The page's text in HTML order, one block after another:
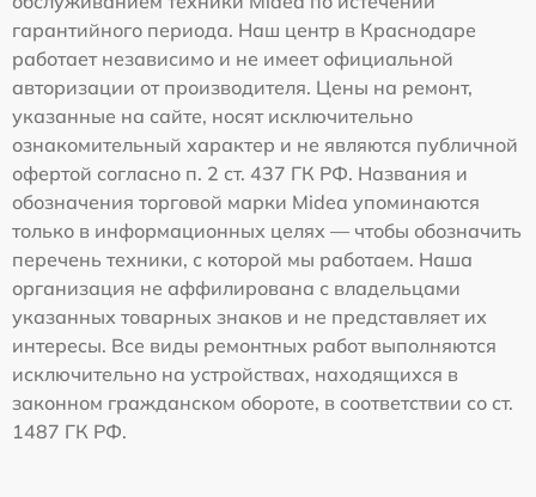
гарантийного периода. Наш центр в Краснодаре
работает независимо и не имеет официальной
авторизации от производителя. Цены на ремонт,
указанные на сайте, носят исключительно
ознакомительный характер и не являются публичной
офертой согласно п. 2 ст. 437 ГК РФ. Названия и
обозначения торговой марки Midea упоминаются
только в информационных целях — чтобы обозначить
перечень техники, с которой мы работаем. Наша
организация не аффилирована с владельцами
указанных товарных знаков и не представляет их
интересы. Все виды ремонтных работ выполняются
исключительно на устройствах, находящихся в
законном гражданском обороте, в соответствии со ст.
1487 ГК РФ.